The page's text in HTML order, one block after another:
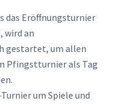
das Eröffnungsturnier
wird an
gestartet, um allen
Pfingstturnier als Tag
um Spiele und